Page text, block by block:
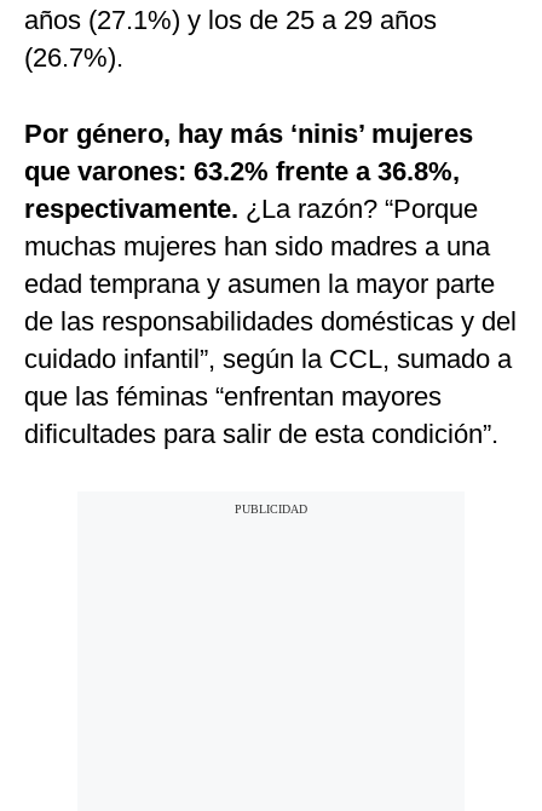
años (27.1%) y los de 25 a 29 años
(26.7%).
Por género, hay más ‘ninis’ mujeres
que varones: 63.2% frente a 36.8%,
respectivamente. ¿La razón? “Porque
muchas mujeres han sido madres a una
edad temprana y asumen la mayor parte
de las responsabilidades domésticas y del
cuidado infantil”, según la CCL, sumado a
que las féminas “enfrentan mayores
dificultades para salir de esta condición”.